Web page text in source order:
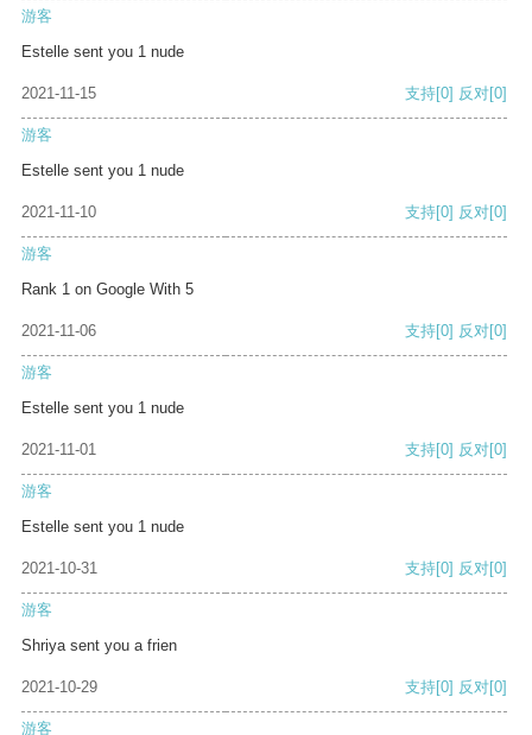
游客
Estelle sent you 1 nude
2021-11-15 支持[0] 反对[0]
游客
Estelle sent you 1 nude
2021-11-10 支持[0] 反对[0]
游客
Rank 1 on Google With 5
2021-11-06 支持[0] 反对[0]
游客
Estelle sent you 1 nude
2021-11-01 支持[0] 反对[0]
游客
Estelle sent you 1 nude
2021-10-31 支持[0] 反对[0]
游客
Shriya sent you a frien
2021-10-29 支持[0] 反对[0]
游客